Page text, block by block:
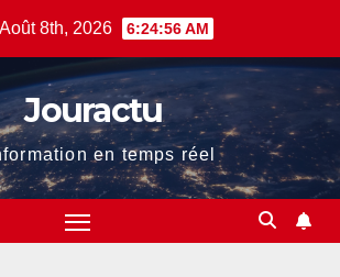
8th, 2026 6:24:57 AM
Jouractu
en temps réel